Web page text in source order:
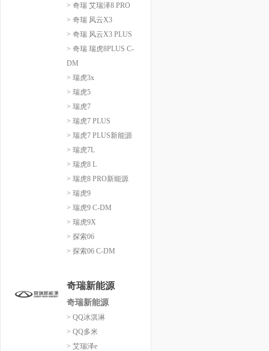
> 奇瑞 艾瑞泽8 PRO
> 奇瑞 风云X3
> 奇瑞 风云X3 PLUS
> 奇瑞 瑞虎8PLUS C-
DM
> 瑞虎3x
> 瑞虎5
> 瑞虎7
> 瑞虎7 PLUS
> 瑞虎7 PLUS新能源
> 瑞虎7L
> 瑞虎8 L
> 瑞虎8 PRO新能源
> 瑞虎9
> 瑞虎9 C-DM
> 瑞虎9X
> 探索06
> 探索06 C-DM
奇瑞新能源
奇瑞新能源
> QQ冰淇淋
> QQ多米
> 艾瑞泽e